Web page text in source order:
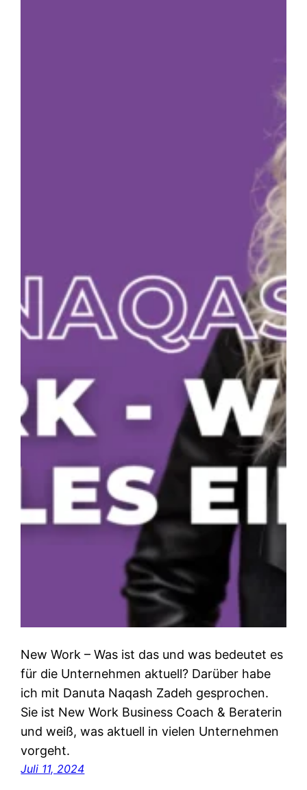
New Work – Was ist das und was bedeutet es
für die Unternehmen aktuell? Darüber habe
ich mit Danuta Naqash Zadeh gesprochen.
Sie ist New Work Business Coach & Beraterin
und weiß, was aktuell in vielen Unternehmen
vorgeht.
Juli 11, 2024